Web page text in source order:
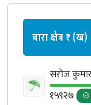
बारा क्षेत्र १ (ख)
सरोज
१५९२७